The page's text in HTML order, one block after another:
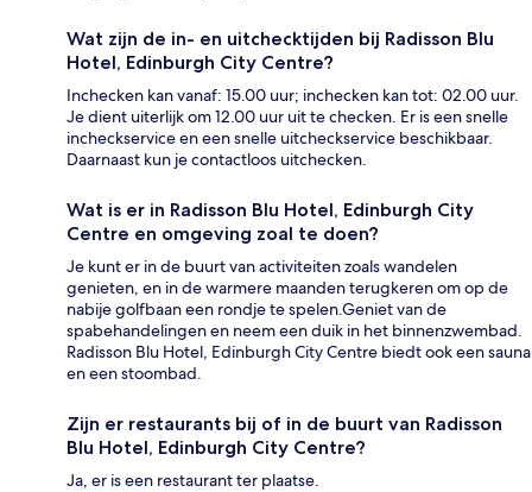
Wat zijn de in- en uitchecktijden bij Radisson Blu
Hotel, Edinburgh City Centre?
Inchecken kan vanaf: 15.00 uur; inchecken kan tot: 02.00 uur.
Je dient uiterlijk om 12.00 uur uit te checken. Er is een snelle
incheckservice en een snelle uitcheckservice beschikbaar.
Daarnaast kun je contactloos uitchecken.
Wat is er in Radisson Blu Hotel, Edinburgh City
Centre en omgeving zoal te doen?
Je kunt er in de buurt van activiteiten zoals wandelen
genieten, en in de warmere maanden terugkeren om op de
nabije golfbaan een rondje te spelen.Geniet van de
spabehandelingen en neem een duik in het binnenzwembad.
Radisson Blu Hotel, Edinburgh City Centre biedt ook een sauna
en een stoombad.
Zijn er restaurants bij of in de buurt van Radisson
Blu Hotel, Edinburgh City Centre?
Ja, er is een restaurant ter plaatse.